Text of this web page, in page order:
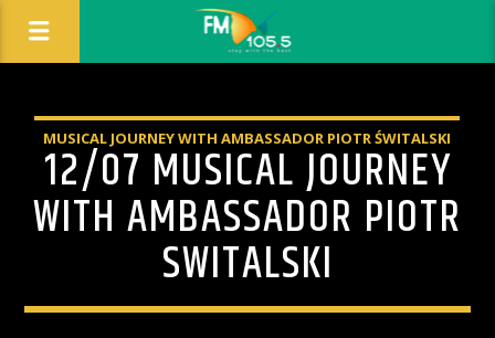
MUSICAL JOURNEY WITH AMBASSADOR PIOTR ŚWITALSKI
12/07 MUSICAL JOURNEY
WITH AMBASSADOR PIOTR
SWITALSKI